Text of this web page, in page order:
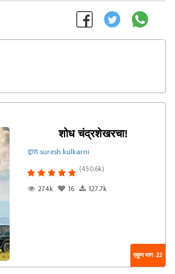
शोध चंद्रशेखरचा!
द्वारा suresh kulkarni
(450.6k)
274k
16 127.7k
एकूण भाग : 22